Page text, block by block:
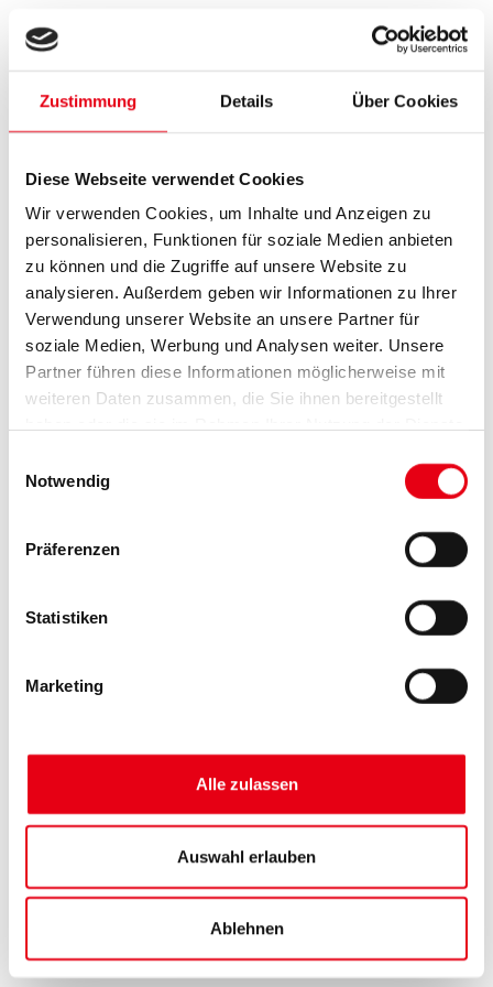
Zustimmung Details Über Cookies
Diese Webseite verwendet Cookies
Wir verwenden Cookies, um Inhalte und Anzeigen zu
personalisieren, Funktionen für soziale Medien anbieten
zu können und die Zugriffe auf unsere Website zu
analysieren. Außerdem geben wir Informationen zu Ihrer
Verwendung unserer Website an unsere Partner für
soziale Medien, Werbung und Analysen weiter. Unsere
Partner führen diese Informationen möglicherweise mit
weiteren Daten zusammen, die Sie ihnen bereitgestellt
Notwendig
Präferenzen
Statistiken
Marketing
Alle zulassen
Auswahl erlauben
Ablehnen